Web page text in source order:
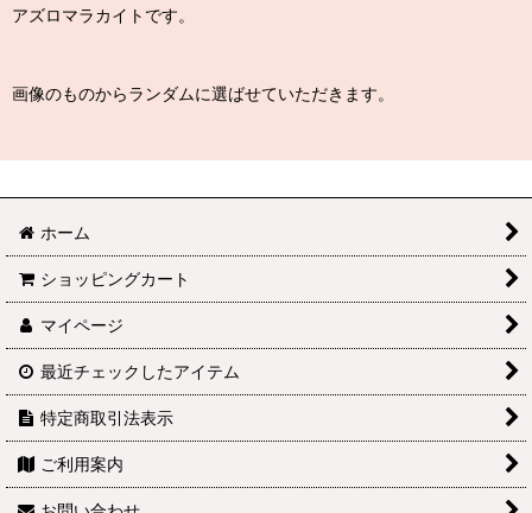
アズロマラカイトです。
画像のものからランダムに選ばせていただきます。
ホーム
ショッピングカート
マイページ
最近チェックしたアイテム
特定商取引法表示
ご利用案内